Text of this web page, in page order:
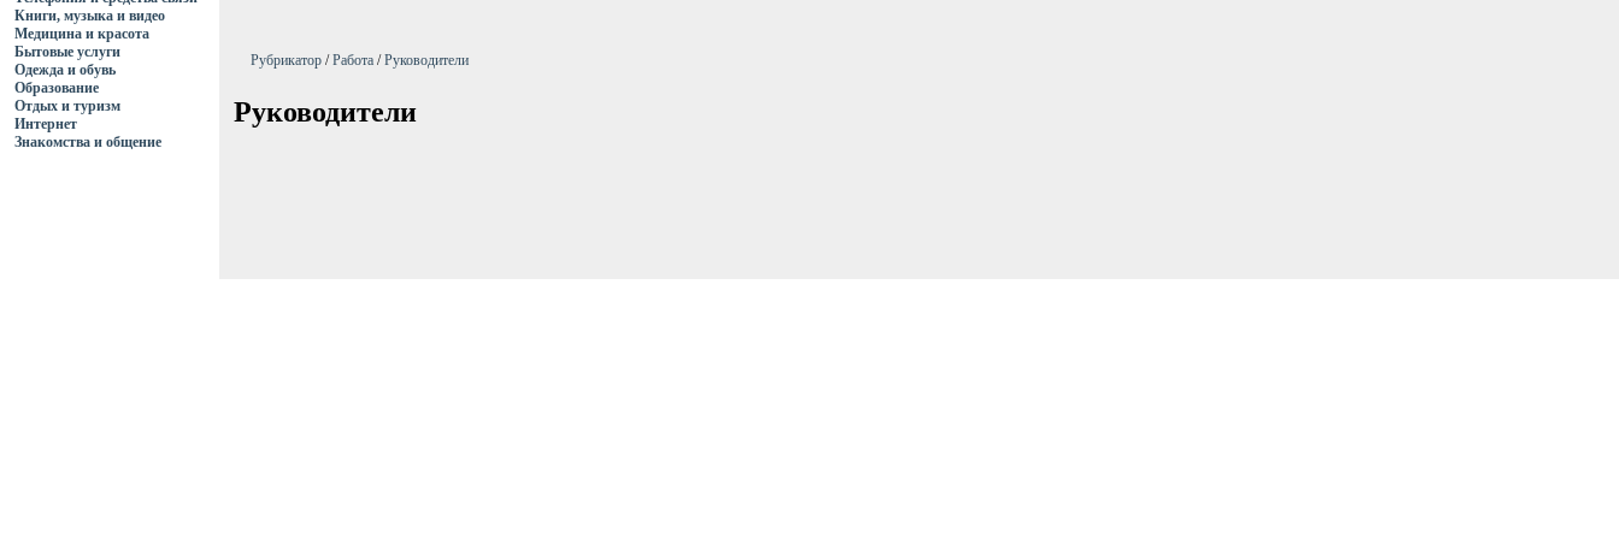
Книги, музыка и видео
Медицина и красота
Бытовые услуги
Одежда и обувь
Образование
Отдых и туризм
Интернет
Знакомства и общение
Рубрикатор /Работа /Руководители
Руководители